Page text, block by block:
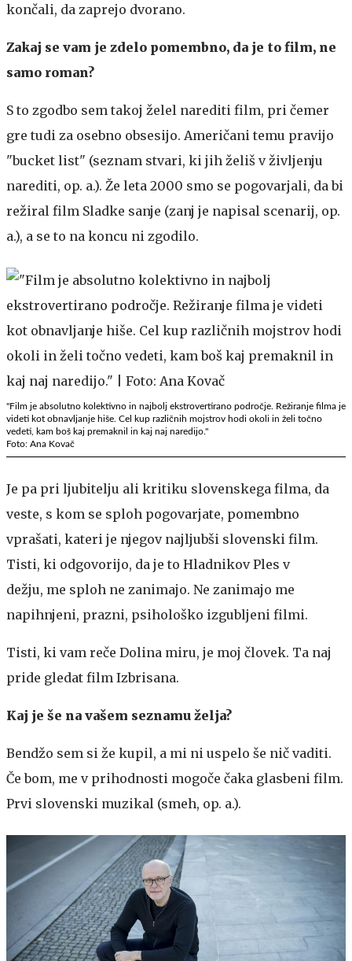
končali, da zaprejo dvorano.
Zakaj se vam je zdelo pomembno, da je to film, ne
samo roman?
S to zgodbo sem takoj želel narediti film, pri čemer
gre tudi za osebno obsesijo. Američani temu pravijo
"bucket list" (seznam stvari, ki jih želiš v življenju
narediti, op. a.). Že leta 2000 smo se pogovarjali, da bi
režiral film Sladke sanje (zanj je napisal scenarij, op.
a.), a se to na koncu ni zgodilo.
"Film je absolutno kolektivno in najbolj ekstrovertirano področje. Režiranje filma je
videti kot obnavljanje hiše. Cel kup različnih mojstrov hodi okoli in želi točno
vedeti, kam boš kaj premaknil in kaj naj naredijo."
Foto: Ana Kovač
Je pa pri ljubitelju ali kritiku slovenskega filma, da
veste, s kom se sploh pogovarjate, pomembno
vprašati, kateri je njegov najljubši slovenski film.
Tisti, ki odgovorijo, da je to Hladnikov Ples v
dežju, me sploh ne zanimajo. Ne zanimajo me
napihnjeni, prazni, psihološko izgubljeni filmi.
Tisti, ki vam reče Dolina miru, je moj človek. Ta naj
pride gledat film Izbrisana.
Kaj je še na vašem seznamu želja?
Bendžo sem si že kupil, a mi ni uspelo še nič vaditi.
Če bom, me v prihodnosti mogoče čaka glasbeni film.
Prvi slovenski muzikal (smeh, op. a.).